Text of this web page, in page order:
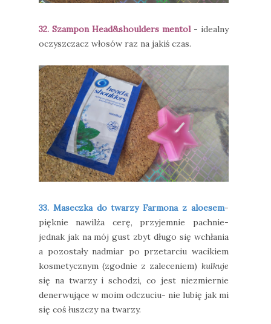
32. Szampon Head&shoulders mentol - idealny
oczyszczacz włosów raz na jakiś czas.
33. Maseczka do twarzy Farmona z aloesem-
pięknie nawilża cerę, przyjemnie pachnie-
jednak jak na mój gust zbyt długo się wchłania
a pozostały nadmiar po przetarciu wacikiem
kosmetycznym (zgodnie z zaleceniem) kulkuje
się na twarzy i schodzi, co jest niezmiernie
denerwujące w moim odczuciu- nie lubię jak mi
się coś łuszczy na twarzy.